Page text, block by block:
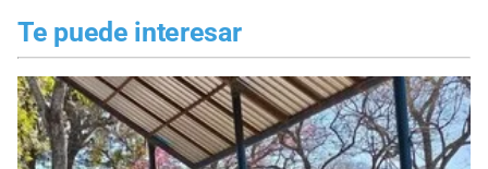
Te puede interesar